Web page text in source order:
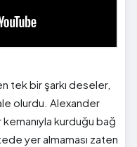
tek bir şarkı deseler,
olurdu. Alexander
kurduğu bağ
yer almaması zaten